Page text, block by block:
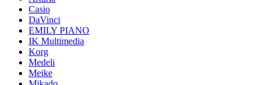
Casio
DaVinci
EMILY PIANO
IK Multimedia
Korg
Medeli
Meike